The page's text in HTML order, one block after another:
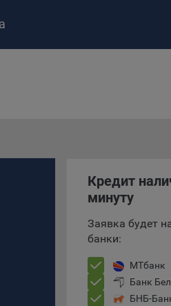
–
Кредит
минуту
Заявка будет
банки:
МТбанк
Банк
БНБ-